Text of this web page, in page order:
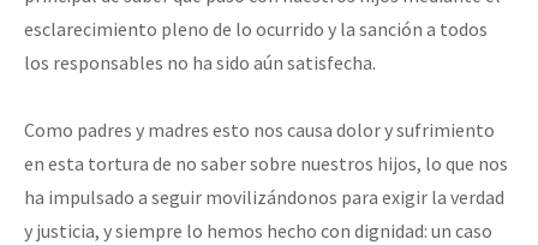
esclarecimiento pleno de lo ocurrido y la sanción a todos
los responsables no ha sido aún satisfecha.
Como padres y madres esto nos causa dolor y sufrimiento
en esta tortura de no saber sobre nuestros hijos, lo que nos
ha impulsado a seguir movilizándonos para exigir la verdad
y justicia, y siempre lo hemos hecho con dignidad: un caso